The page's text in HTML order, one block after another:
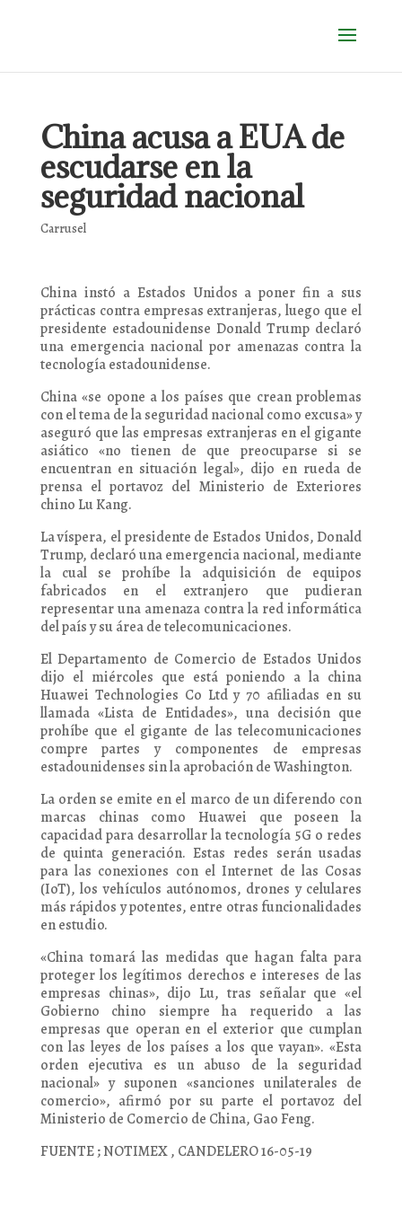
China acusa a EUA de
escudarse en la
seguridad nacional
Carrusel
China instó a Estados Unidos a poner fin a sus
prácticas contra empresas extranjeras, luego que el
presidente estadounidense Donald Trump declaró
una emergencia nacional por amenazas contra la
tecnología estadounidense.
China «se opone a los países que crean problemas
con el tema de la seguridad nacional como excusa» y
aseguró que las empresas extranjeras en el gigante
asiático «no tienen de que preocuparse si se
encuentran en situación legal», dijo en rueda de
prensa el portavoz del Ministerio de Exteriores
chino Lu Kang.
La víspera, el presidente de Estados Unidos, Donald
Trump, declaró una emergencia nacional, mediante
la cual se prohíbe la adquisición de equipos
fabricados en el extranjero que pudieran
representar una amenaza contra la red informática
del país y su área de telecomunicaciones.
El Departamento de Comercio de Estados Unidos
dijo el miércoles que está poniendo a la china
Huawei Technologies Co Ltd y 70 afiliadas en su
llamada «Lista de Entidades», una decisión que
prohíbe que el gigante de las telecomunicaciones
compre partes y componentes de empresas
estadounidenses sin la aprobación de Washington.
La orden se emite en el marco de un diferendo con
marcas chinas como Huawei que poseen la
capacidad para desarrollar la tecnología 5G o redes
de quinta generación. Estas redes serán usadas
para las conexiones con el Internet de las Cosas
(IoT), los vehículos autónomos, drones y celulares
más rápidos y potentes, entre otras funcionalidades
en estudio.
«China tomará las medidas que hagan falta para
proteger los legítimos derechos e intereses de las
empresas chinas», dijo Lu, tras señalar que «el
Gobierno chino siempre ha requerido a las
empresas que operan en el exterior que cumplan
con las leyes de los países a los que vayan». «Esta
orden ejecutiva es un abuso de la seguridad
nacional» y suponen «sanciones unilaterales de
comercio», afirmó por su parte el portavoz del
Ministerio de Comercio de China, Gao Feng.
FUENTE ; NOTIMEX , CANDELERO 16-05-19